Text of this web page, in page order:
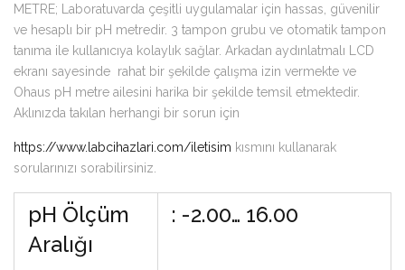
METRE; Laboratuvarda çeşitli uygulamalar için hassas, güvenilir
ve hesaplı bir pH metredir. 3 tampon grubu ve otomatik tampon
tanıma ile kullanıcıya kolaylık sağlar. Arkadan aydınlatmalı LCD
ekranı sayesinde rahat bir şekilde çalışma izin vermekte ve
Ohaus pH metre ailesini harika bir şekilde temsil etmektedir.
Aklınızda takılan herhangi bir sorun için
https://www.labcihazlari.com/iletisim kısmını kullanarak
sorularınızı sorabilirsiniz.
pH Ölçüm
Aralığı
: -2.00… 16.00